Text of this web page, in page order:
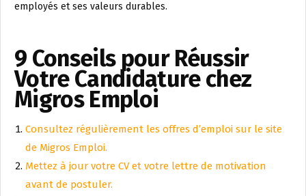
employés et ses valeurs durables.
9 Conseils pour Réussir
Votre Candidature chez
Migros Emploi
Consultez régulièrement les offres d’emploi sur le site
de Migros Emploi.
Mettez à jour votre CV et votre lettre de motivation
avant de postuler.